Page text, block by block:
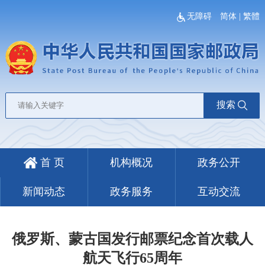
无障碍 简体 |繁體
搜索
首 页 机构概况 政务公开
新闻动态 政务服务 互动交流
俄罗斯、蒙古国发行邮票纪念首次载人
航天飞行65周年